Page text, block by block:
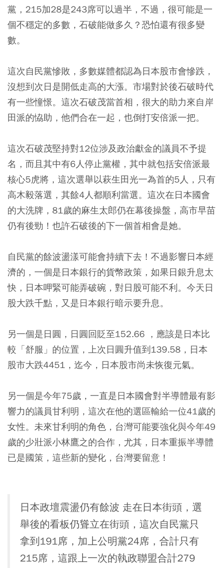
黨，215加28是243席可以過半，不過，很可能是一
個不穩定的多數，石破能做多久？恐怕還有很多變
數。
這次自民黨慘敗，多數媒體都認為日本股市會慘跌，
沒想到次日是開低走高的大漲。市場對於後石破時代
有一些憧憬。這次石破茂當首相，很大的助力來自岸
田派的恊助，他們合在一起，也倒打安倍派一把。
這次石破茂堅持對12位涉及政治獻金的議員不予提
名，而且其中有6人停止黨權，其中就包括安倍派最
核心5虎將，這次選舉以萩生田光一為首的5人，只有
高木毅落選，其餘4人都順利當選。這次在日本國會
的大洗牌，81歲的麻生太郎仍在幕後操盤，高市早苗
仍有後勁！也許石破後的下一個首相會是她。
自民黨的餘波盪漾可能會持續下去！不過影響日本經
濟的，一個是日本銀行的貨幣政策，如果日銀升息太
快，日本呷緊可能弄破碗，對日股可能不利。今天日
股大跌千點，又是日本銀行暗示要升息。
另一個是日圓，日圓回貶至152.66 ，應該是日本比
較「舒服」的位置，上次日圓升值到139.58，日本
股市大跌4451，迄今，日本股市尚未恢復元氣。
另一個是今年75歲，一直是日本國會對半導體最有影
響力的議員甘利明，這次在他的選區輸給一位41歲的
女性。未來甘利明的角色，台灣可能要強化與今年49
歲的少壯派小林鷹之的合作，尤其，日本重振半導體
已是國策，這些新的變化，台灣要留意！
日本政壇震盪仍有餘波 走在日本街頭，選
舉後的看板仍聳立在街頭，這次自民黨只
拿到191席，加上公明黨24席，合計只有
215席，這跟上一次的執政聯盟合計279